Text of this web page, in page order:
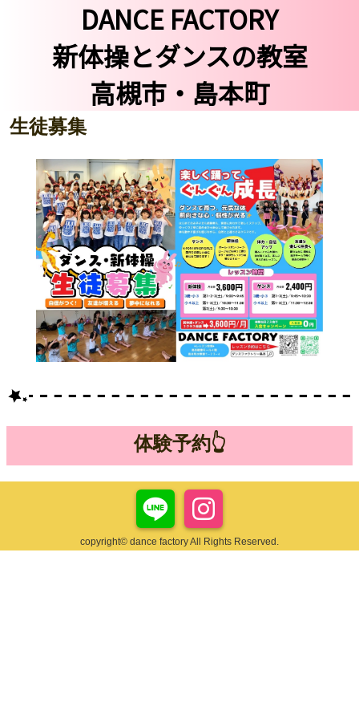
DANCE FACTORY
新体操とダンスの教室
高槻市・島本町
生徒募集
体験予約👆
copyright© dance factory All Rights Reserved.